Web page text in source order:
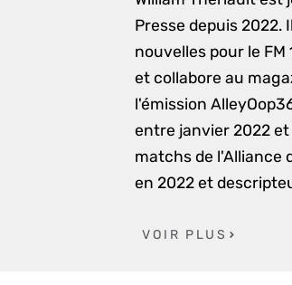
Presse depuis 2022.
nouvelles pour le FM
et collabore au
l'émission
entre janvier 2022
matchs de l'Alliance
en 2022 et
VOIR PLUS